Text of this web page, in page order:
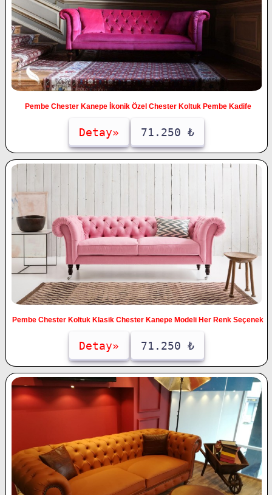
Pembe Chester Kanepe İkonik Özel Chester Koltuk Pembe Kadife
Detay» 71.250 ₺
Pembe Chester Koltuk Klasik Chester Kanepe Modeli Her Renk Seçenek
Detay» 71.250 ₺